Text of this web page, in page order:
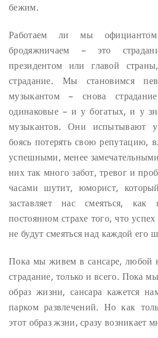
бежим.
Работаем ли мы
бродяжничаем – это
президентом или главой
страдание. Мы становимся
музыкантом – снова
одинаковые – и у богатых, и у
музыкантов. Они испытывают
боясь потерять свою репутацию,
успешными, менее
них так много забот, тревог и
часами шутит, юморист,
заставляет нас смеяться,
постоянном страхе того, что
не будут смеяться над каждой его
Пока мы живем в сансаре, любой
страдание, только и всего. Пока
образ жизни, сансара кажется
парком развлечений. Но как
этот образ жзни, сразу возникает